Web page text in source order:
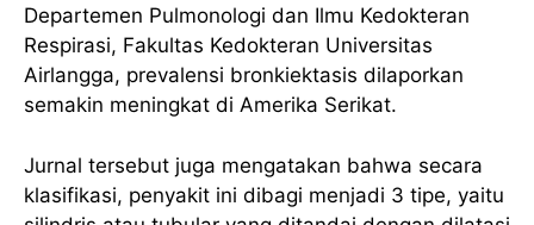
Departemen Pulmonologi dan Ilmu Kedokteran
Respirasi, Fakultas Kedokteran Universitas
Airlangga, prevalensi bronkiektasis dilaporkan
semakin meningkat di Amerika Serikat.
Jurnal tersebut juga mengatakan bahwa secara
klasifikasi, penyakit ini dibagi menjadi 3 tipe, yaitu